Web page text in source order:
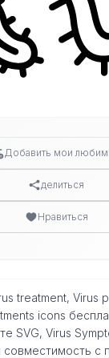
Добавить мои
делиться
Нравиться
treatment, Virus
icons
SVG, Virus
с